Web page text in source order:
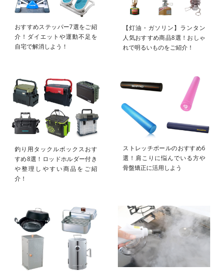
おすすめステッパー7選をご紹
介！ダイエットや運動不足を
自宅で解消しよう！
【灯油・ガソリン】ランタン
人気おすすめ商品8選！おしゃ
れで明るいものをご紹介！
釣り用タックルボックスおす
すめ8選！ロッドホルダー付き
や整理しやすい商品をご紹
介！
ストレッチポールのおすすめ6
選！肩こりに悩んでいる方や
骨盤矯正に活用しよう